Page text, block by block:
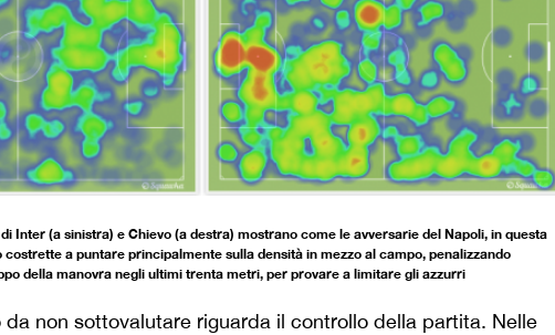
Inter (a sinistra) e Chievo (a destra) mostrano come le avversarie del Napoli, in questa
costrette a puntare principalmente sulla densità in mezzo al campo, penalizzando
della manovra negli ultimi trenta metri, per provare a limitare gli azzurri
non sottovalutare riguarda il controllo della partita. Nelle